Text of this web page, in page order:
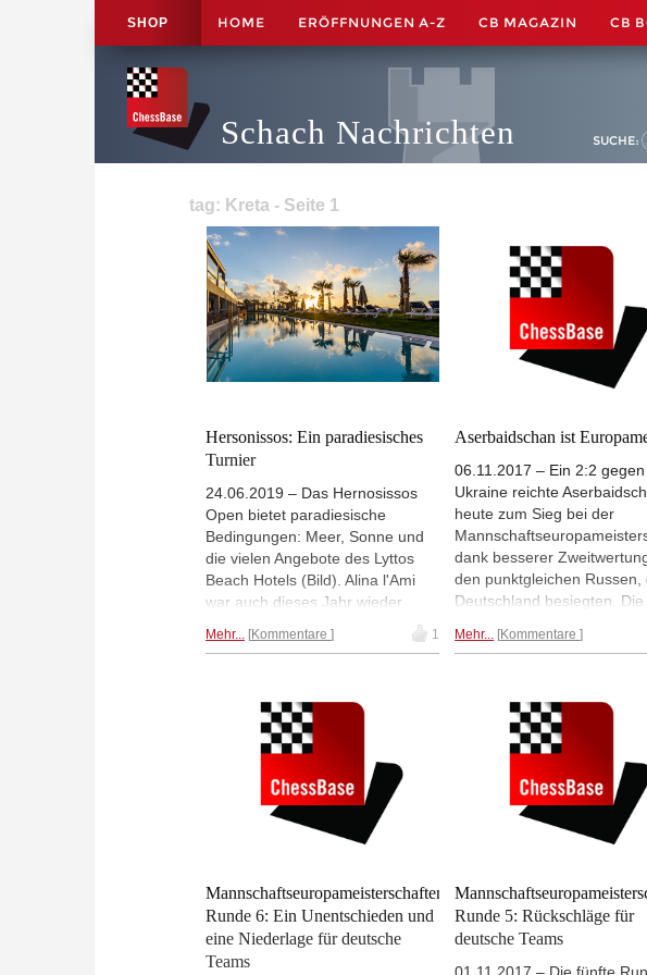
SHOP HOME ERÖFFNUNGEN A-Z CB MAGAZIN CB
Schach Nachrichten SUCHE:
tag: Kreta - Seite 1
Hersonissos: Ein paradiesisches
Turnier
24.06.2019 – Das Hernosissos
Open bietet paradiesische
Bedingungen: Meer, Sonne und
die vielen Angebote des Lyttos
Beach Hotels (Bild). Alina l'Ami
war auch dieses Jahr wieder
einen Bericht von einem Open,
Mehr... Kommentare 1
Aserbaidschan ist
06.11.2017 – Ein 2:2
Ukraine reichte
heute zum Sieg bei der
dank besserer
den punktgleichen Russen,
Deutschland besiegten. Die
russischen Frauen standen
vor der Schlussrunde als
Mehr... Kommentare
Mannschaftseuropameisterschaften,
Runde 6: Ein Unentschieden und
eine Niederlage für deutsche
Teams
Runde 5: Rückschläge für
deutsche Teams